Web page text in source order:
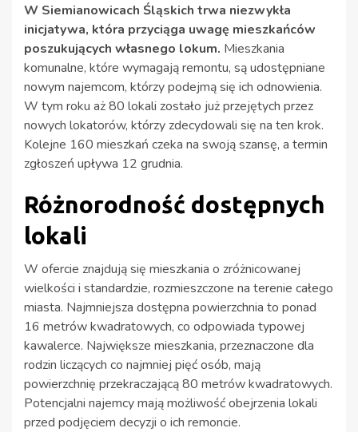
W Siemianowicach Śląskich trwa niezwykła
inicjatywa, która przyciąga uwagę mieszkańców
poszukujących własnego lokum. Mieszkania
komunalne, które wymagają remontu, są udostępniane
nowym najemcom, którzy podejmą się ich odnowienia.
W tym roku aż 80 lokali zostało już przejętych przez
nowych lokatorów, którzy zdecydowali się na ten krok.
Kolejne 160 mieszkań czeka na swoją szansę, a termin
zgłoszeń upływa 12 grudnia.
Różnorodność dostępnych
lokali
W ofercie znajdują się mieszkania o zróżnicowanej
wielkości i standardzie, rozmieszczone na terenie całego
miasta. Najmniejsza dostępna powierzchnia to ponad
16 metrów kwadratowych, co odpowiada typowej
kawalerce. Największe mieszkania, przeznaczone dla
rodzin liczących co najmniej pięć osób, mają
powierzchnię przekraczającą 80 metrów kwadratowych.
Potencjalni najemcy mają możliwość obejrzenia lokali
przed podjęciem decyzji o ich remoncie.